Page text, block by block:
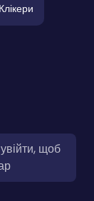
Клікери
щоб